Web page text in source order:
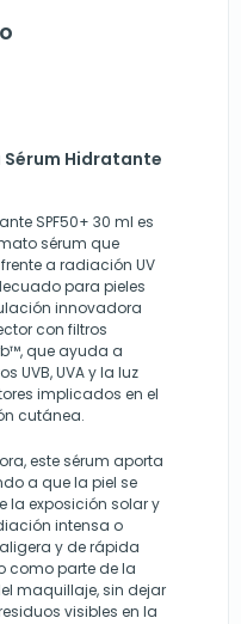
Sérum Hidratante
SPF50+ 30 ml es
sérum que
a radiación UV
para pieles
innovadora
con filtros
que ayuda a
UVB, UVA y la luz
implicados en el
cutánea.
este sérum aporta
a que la piel se
la exposición solar y
intensa o
y de rápida
como parte de la
maquillaje, sin dejar
visibles en la